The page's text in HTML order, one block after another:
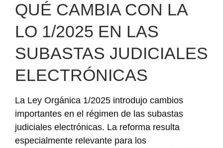
QUÉ CAMBIA CON LA
LO 1/2025 EN LAS
SUBASTAS JUDICIALES
ELECTRÓNICAS
La Ley Orgánica 1/2025 introdujo cambios
importantes en el régimen de las subastas
judiciales electrónicas. La reforma resulta
especialmente relevante para los